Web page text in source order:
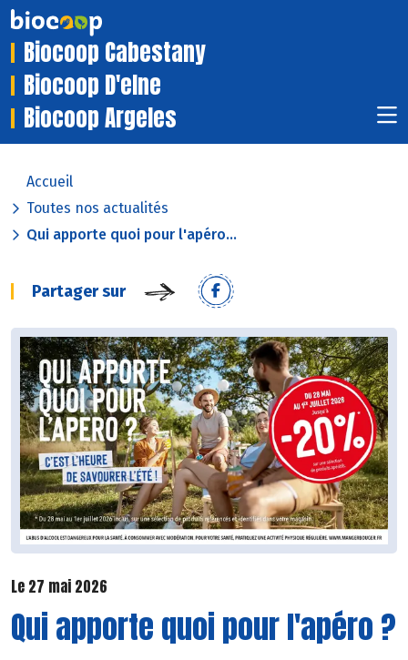
Biocoop Cabestany
Biocoop D'elne
Biocoop Argeles
Accueil
Toutes nos actualités
Qui apporte quoi pour l'apéro...
Partager sur
Le 27 mai 2026
Qui apporte quoi pour l'apéro ?